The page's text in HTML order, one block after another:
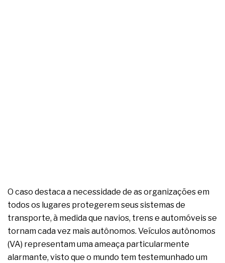
O caso destaca a necessidade de as organizações em
todos os lugares protegerem seus sistemas de
transporte, à medida que navios, trens e automóveis se
tornam cada vez mais autônomos. Veículos autônomos
(VA) representam uma ameaça particularmente
alarmante, visto que o mundo tem testemunhado um